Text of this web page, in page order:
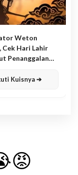
Weton
Cek Hari Lahir
Penanggalan
Kuisnya ➔
😡